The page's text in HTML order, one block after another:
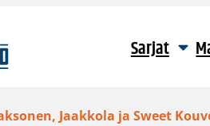
Sarjat
Jaakkola ja Sweet